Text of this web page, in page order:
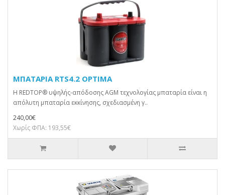
ΜΠΑΤΑΡΙΑ RTS4.2 OPTIMA
Η REDTOP® υψηλής-απόδοσης AGM τεχνολογίας μπαταρία είναι η
απόλυτη μπαταρία εκκίνησης, σχεδιασμένη γ..
240,00€
Χωρίς ΦΠΑ: 193,55€